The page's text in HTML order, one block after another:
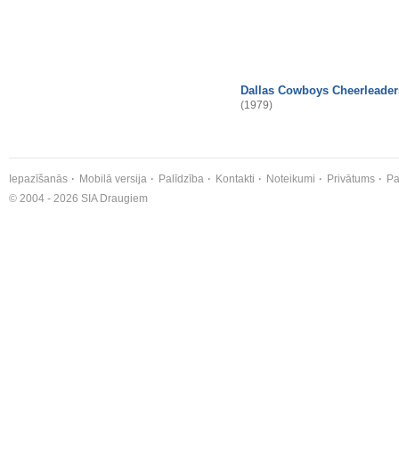
Dallas Cowboys
(1979)
Iepazīšanās Mobilā versija Palīdzība Kontakti Noteikumi Privātums
© 2004 - 2026 SIA Draugiem